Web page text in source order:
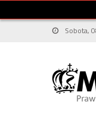
Sobota,